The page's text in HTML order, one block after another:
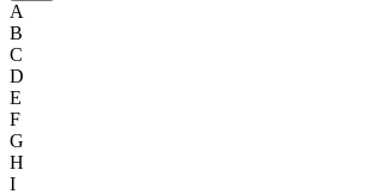
A
B
C
D
E
F
G
H
I